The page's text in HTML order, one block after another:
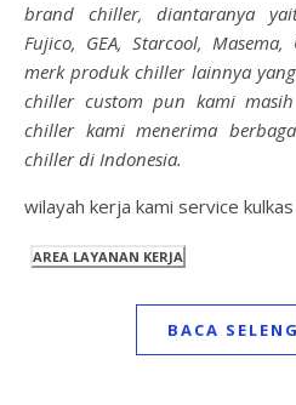
brand chiller, diantaranya
Fujico, GEA, Starcool,
merk produk chiller lainnya
chiller custom pun kami
chiller kami menerima
chiller di Indonesia.
wilayah kerja kami service
BACA